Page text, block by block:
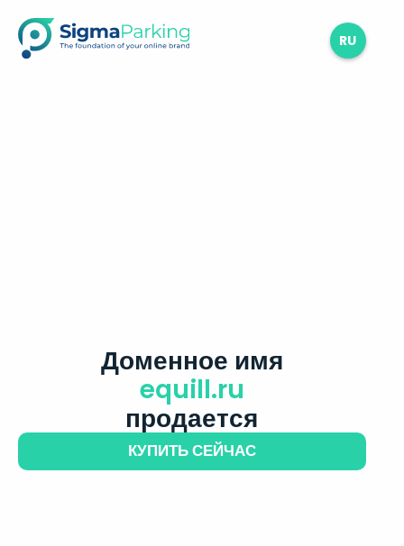
RU
Доменное имя
equill.ru
продается
КУПИТЬ СЕЙЧАС